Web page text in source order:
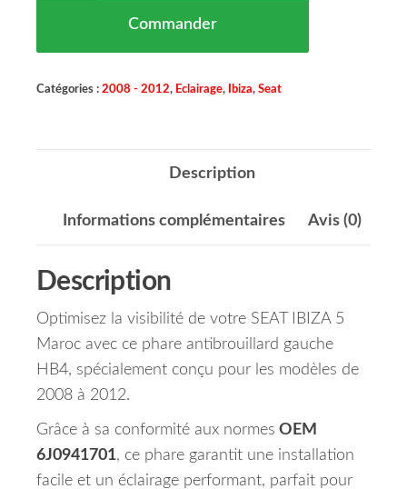
Commander
Catégories : 2008 - 2012, Eclairage, Ibiza, Seat
Description
Informations complémentaires Avis (0)
Description
Optimisez la visibilité de votre SEAT IBIZA 5
Maroc avec ce phare antibrouillard gauche
HB4, spécialement conçu pour les modèles de
2008 à 2012.
Grâce à sa conformité aux normes OEM
6J0941701, ce phare garantit une installation
facile et un éclairage performant, parfait pour